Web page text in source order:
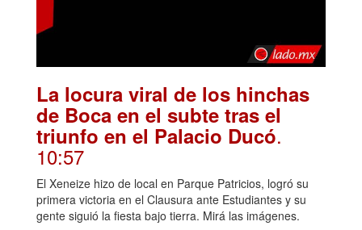
La locura viral de los hinchas
de Boca en el subte tras el
triunfo en el Palacio Ducó.
10:57
El Xeneize hizo de local en Parque Patricios, logró su
primera victoria en el Clausura ante Estudiantes y su
gente siguió la fiesta bajo tierra. Mirá las imágenes.